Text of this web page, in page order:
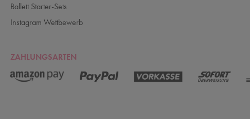
Ballett Starter-Sets
Instagram Wettbewerb
ZAHLUNGSARTEN